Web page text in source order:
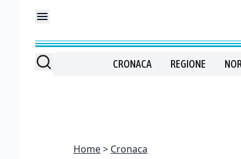
CRONACA REGIONE
Home Cronaca